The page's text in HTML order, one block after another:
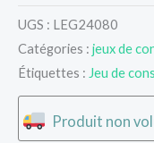
UGS : LEG24080
Catégories : jeux de
Étiquettes : Jeu de
Produit non